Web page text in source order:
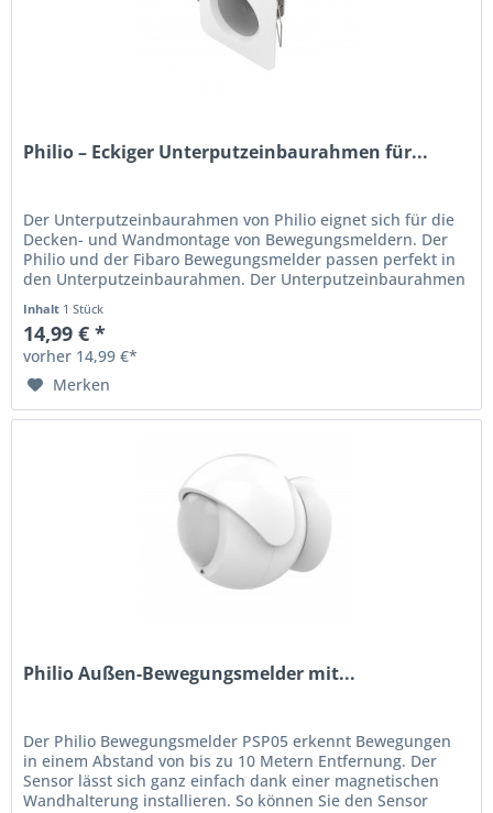
Philio – Eckiger Unterputzeinbaurahmen für...
Der Unterputzeinbaurahmen von Philio eignet sich für die
Decken- und Wandmontage von Bewegungsmeldern. Der
Philio und der Fibaro Bewegungsmelder passen perfekt in
den Unterputzeinbaurahmen. Der Unterputzeinbaurahmen
Inhalt 1 Stück
14,99 € *
vorher 14,99 €*
Merken
Philio Außen-Bewegungsmelder mit...
Der Philio Bewegungsmelder PSP05 erkennt Bewegungen
in einem Abstand von bis zu 10 Metern Entfernung. Der
Sensor lässt sich ganz einfach dank einer magnetischen
Wandhalterung installieren. So können Sie den Sensor